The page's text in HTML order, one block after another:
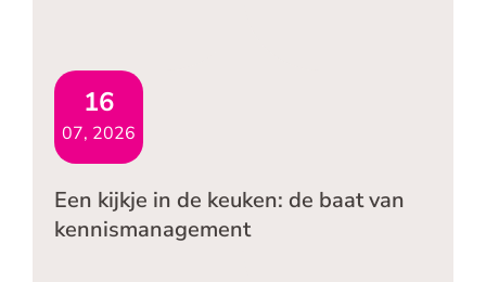
16
07, 2026
Een kijkje in de keuken: de baat van
kennismanagement